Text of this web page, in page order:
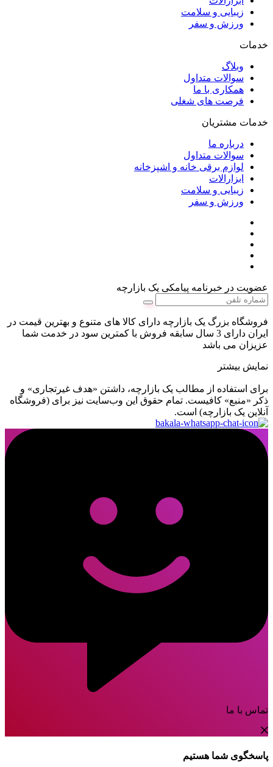
زیبایی و سلامت
ورزش و سفر
خدمات
وبلاگ
سوالات متداول
همکاری با ما
فرصت های شغلی
خدمات مشتریان
درباره ما
سوالات متداول
لوازم برقی خانه و اشپزخانه
ابزارالات
زیبایی و سلامت
ورزش و سفر
عضویت در خبرنامه پیامکی یک بازارچه
فروشگاه بزرگ یک بازارچه دارای کالا های متنوع و بهترین قیمت در
ایران دارای 3 سال سابقه فروش با کمترین سود در خدمت شما
عزیزان می باشد
نمایش بیشتر
برای استفاده از مطالب یک بازارچه، داشتن «هدف غیرتجاری» و
ذکر «منبع» کافیست. تمام حقوق اين وب‌سايت نیز برای (فروشگاه
آنلاین یک بازارچه) است.
تماس با ما
پاسخگوی شما هستیم